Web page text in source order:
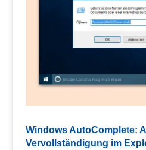
Windows AutoComplete:
Vervollständigung im